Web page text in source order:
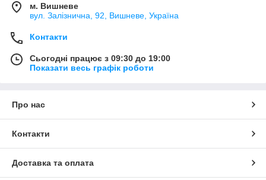
м. Вишневе
вул. Залізнична, 92, Вишневе, Україна
Контакти
Сьогодні працює з 09:30 до 19:00
Показати весь графік роботи
Про нас
Контакти
Доставка та оплата